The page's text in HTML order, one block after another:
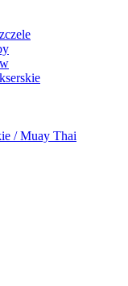
/ Muay Thai